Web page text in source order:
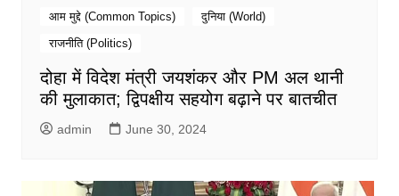
आम मुद्दे (Common Topics)
दुनिया (World)
राजनीति (Politics)
दोहा में विदेश मंत्री जयशंकर और PM अल थानी
की मुलाकात; द्विपक्षीय सहयोग बढ़ाने पर बातचीत
admin June 30, 2024